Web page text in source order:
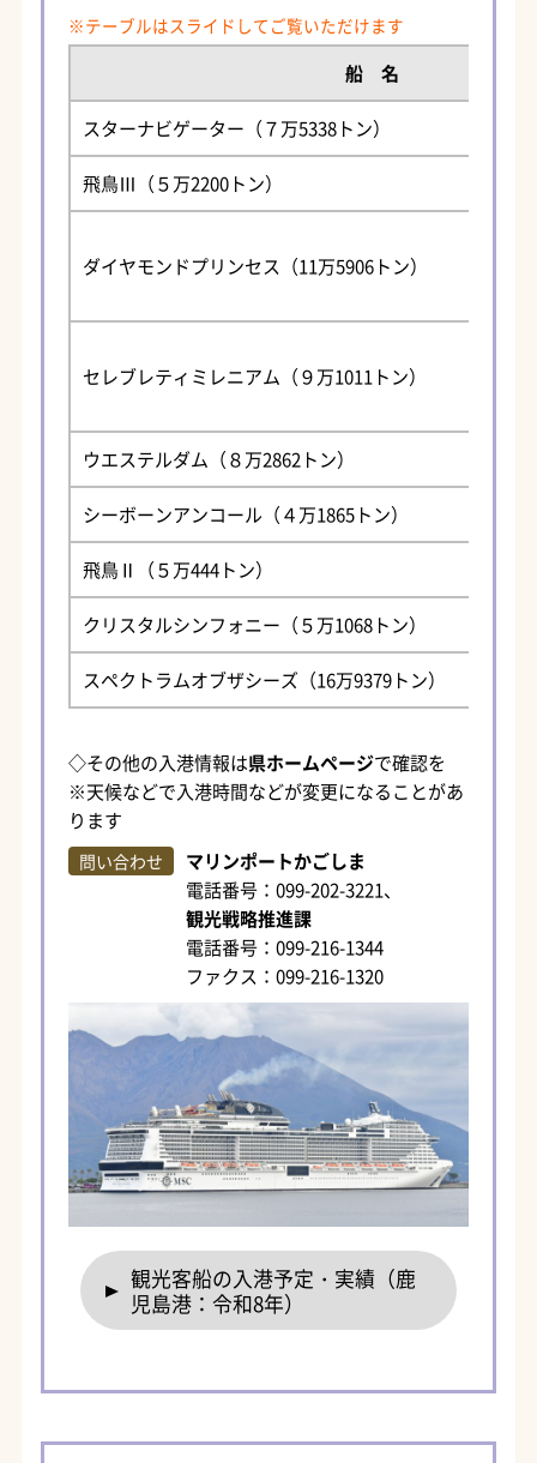
船 名
スターナビゲーター（７万5338トン）
飛鳥Ⅲ（５万2200トン）
ダイヤモンドプリンセス（11万5906トン）
セレブレティミレニアム（９万1011トン）
ウエステルダム（８万2862トン）
シーボーンアンコール（４万1865トン）
飛鳥Ⅱ（５万444トン）
クリスタルシンフォニー（５万1068トン）
スペクトラムオブザシーズ（16万9379トン）
◇その他の入港情報は県ホームページで確認を
※天候などで入港時間などが変更になることがあ
ります
問い合わせ
マリンポートかごしま
電話番号：099-202-3221、
観光戦略推進課
電話番号：099-216-1344
ファクス：099-216-1320
観光客船の入港予定・実績（鹿
児島港：令和8年）